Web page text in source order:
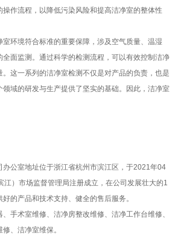
作流程，以降低污染风险和提高洁净室的整体性
室环境符合标准的重要保障，涉及空气质量、温湿
全面监测。通过科学的检测流程，可以有效控制洁净
这一系列的洁净室检测不仅是对产品的负责，也是
域的研发与生产提供了坚实的基础。因此，洁净室
办公室地址位于浙江省杭州市滨江区，于2021年04
江）市场监督管理局注册成立，在公司发展壮大的1
的产品和技术支持、健全的售后服务。
手术室维修、洁净房整改维修、洁净工作台维修、
、洁净室维保。